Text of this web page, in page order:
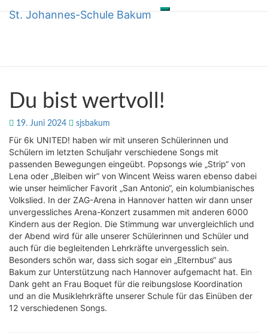
Skip
Toggle
St. Johannes-Schule Bakum
St. Johannes-Schule Bakum
Du
bist
wertvoll!
Du bist wertvoll!
19. Juni 2024 sjsbakum
Für 6k UNITED! haben wir mit unseren Schülerinnen und
Schülern im letzten Schuljahr verschiedene Songs mit
passenden Bewegungen eingeübt. Popsongs wie „Strip“ von
Lena oder „Bleiben wir“ von Wincent Weiss waren ebenso dabei
wie unser heimlicher Favorit „San Antonio“, ein kolumbianisches
Volkslied. In der ZAG-Arena in Hannover hatten wir dann unser
unvergessliches Arena-Konzert zusammen mit anderen 6000
Kindern aus der Region. Die Stimmung war unvergleichlich und
der Abend wird für alle unserer Schülerinnen und Schüler und
auch für die begleitenden Lehrkräfte unvergesslich sein.
Besonders schön war, dass sich sogar ein „Elternbus“ aus
Bakum zur Unterstützung nach Hannover aufgemacht hat. Ein
Dank geht an Frau Boquet für die reibungslose Koordination
und an die Musiklehrkräfte unserer Schule für das Einüben der
12 verschiedenen Songs.